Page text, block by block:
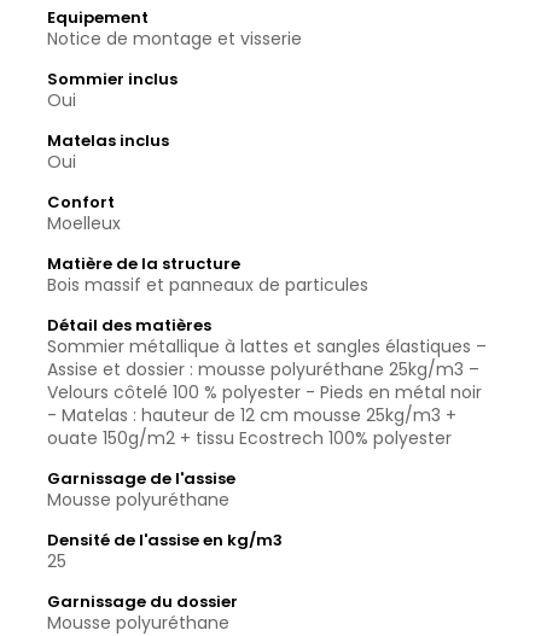
Equipement
Notice de montage et visserie
Sommier inclus
Oui
Matelas inclus
Oui
Confort
Moelleux
Matière de la structure
Bois massif et panneaux de particules
Détail des matières
Sommier métallique à lattes et sangles élastiques –
Assise et dossier : mousse polyuréthane 25kg/m3 –
Velours côtelé 100 % polyester - Pieds en métal noir
- Matelas : hauteur de 12 cm mousse 25kg/m3 +
ouate 150g/m2 + tissu Ecostrech 100% polyester
Garnissage de l'assise
Mousse polyuréthane
Densité de l'assise en kg/m3
25
Garnissage du dossier
Mousse polyuréthane